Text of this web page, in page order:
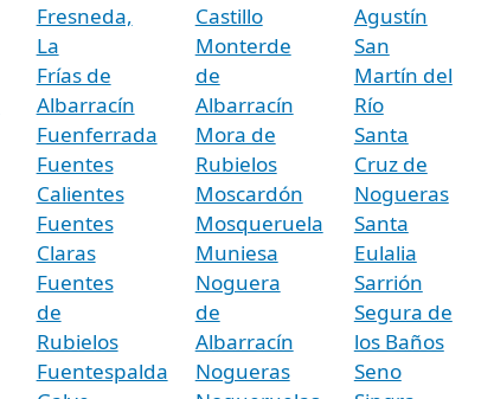
Fresneda,
La
Frías de
Albarracín
Fuenferrada
Fuentes
Calientes
Fuentes
Claras
Fuentes
de
Rubielos
Fuentespalda
Castillo
Monterde
de
Albarracín
Mora de
Rubielos
Moscardón
Mosqueruela
Muniesa
Noguera
de
Albarracín
Nogueras
Agustín
San
Martín del
Río
Santa
Cruz de
Nogueras
Santa
Eulalia
Sarrión
Segura de
los Baños
Seno